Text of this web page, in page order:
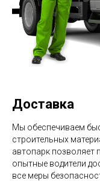
Доставка
Мы обеспечиваем
строительных
автопарк позволяет
опытные водители
все меры